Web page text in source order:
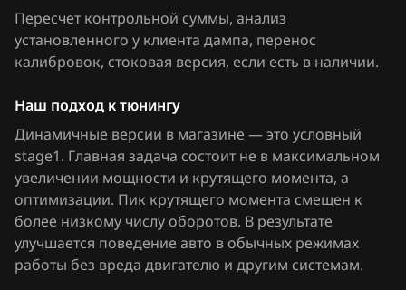
Genesis
GMC
Great Wall
Groz
Haima
Haval
Hawtai
Simos 11xx
Simos 12xx
Simos 16xx
Simos 18xx
Simos 2xx
Simos 3xx
Simos 4xx
Jetta 2.5 (CBUA)
Passat B6 2.0 FSI
Passat B6 2.0 TFSI_(CCTA)
Passat B6, B7 1.4 TFSI (CAXA)
Passat B6, B7 1.8 TFSI
Passat B7 1.4 TSI EcoFuel (CDGA)
Passat B7 2.5 (CBUA)
Пересчет контрольной суммы, анализ
установленного у клиента дампа, перенос
калибровок, стоковая версия, если есть в наличии.
Наш подход к тюнингу
Динамичные версии в магазине — это условный
stage1. Главная задача состоит не в максимальном
увеличении мощности и крутящего момента, а
оптимизации. Пик крутящего момента смещен к
более низкому числу оборотов. В результате
улучшается поведение авто в обычных режимах
работы без вреда двигателю и другим системам.